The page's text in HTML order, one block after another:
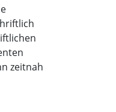
zeitnah